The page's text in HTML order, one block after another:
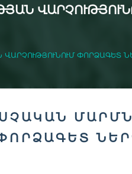
ՓՈՐՁԱԳԵՏ